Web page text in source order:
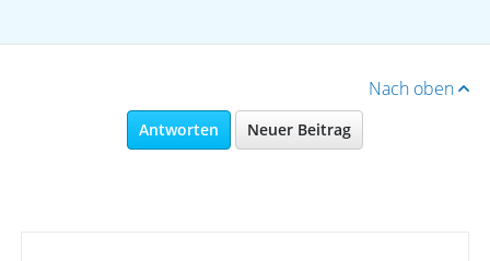
Nach oben
Antworten Neuer Beitrag